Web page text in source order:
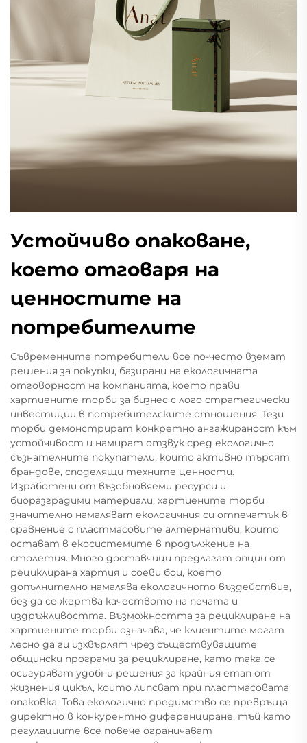
Устойчиво опаковане,
което отговаря на
ценностите на
потребителите
Съвременните потребители все по-често вземат
решения за покупки, базирани на екологичната
отговорност на компанията, което прави
хартиените торби за бизнес с лого стратегически
инвестиции в потребителските отношения. Тези
торби демонстрират конкретно ангажираност към
устойчивост и намират отзвук сред екологично
съзнателните покупатели, които активно търсят
брандове, споделящи техните ценности.
Изработени от възобновяеми ресурси и
биоразградими материали, хартиените торби
значително намаляват екологичния си отпечатък в
сравнение с пластмасовите алтернативи, които
остават в екосистемите в продължение на
столетия. Много доставчици предлагат опции от
рециклирана хартия и соеви бои, което
допълнително намалява екологичното въздействие,
без да се жертва качеството на печата и
издръжливостта. Възможността за рециклиране на
хартиените торби означава, че клиентите могат
лесно да ги изхвърлят чрез съществуващите
общински програми за рециклиране, като така се
осигуряват удобни решения за крайния етап от
жизнения цикъл, които липсват при пластмасовата
опаковка. Това екологично предимство се превръща
директно в конкурентно диференциране, тъй като
регулациите все повече ограничават